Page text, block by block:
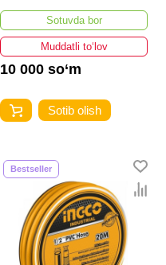
Sotuvda bor
Muddatli to‘lov
10 000 so‘m
Sotib olish
Bestseller